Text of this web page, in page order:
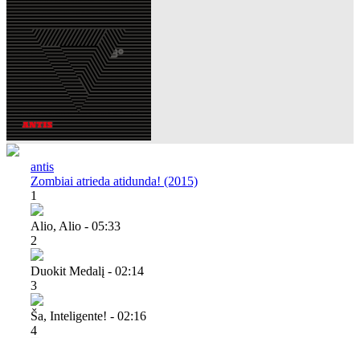
antis
Zombiai atrieda atidunda! (2015)
1
Alio, Alio - 05:33
2
Duokit Medalį - 02:14
3
Ša, Inteligente! - 02:16
4